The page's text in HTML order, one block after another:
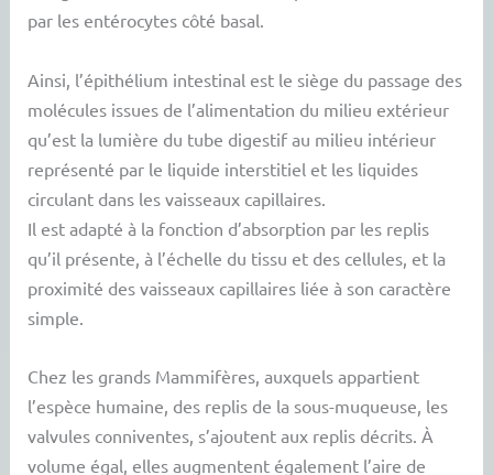
par les entérocytes côté basal.
Ainsi, l’épithélium intestinal est le siège du passage des
molécules issues de l’alimentation du milieu extérieur
qu’est la lumière du tube digestif au milieu intérieur
représenté par le liquide interstitiel et les liquides
circulant dans les vaisseaux capillaires.
Il est adapté à la fonction d’absorption par les replis
qu’il présente, à l’échelle du tissu et des cellules, et la
proximité des vaisseaux capillaires liée à son caractère
simple.
Chez les grands Mammifères, auxquels appartient
l’espèce humaine, des replis de la sous-muqueuse, les
valvules conniventes, s’ajoutent aux replis décrits. À
volume égal, elles augmentent également l’aire de